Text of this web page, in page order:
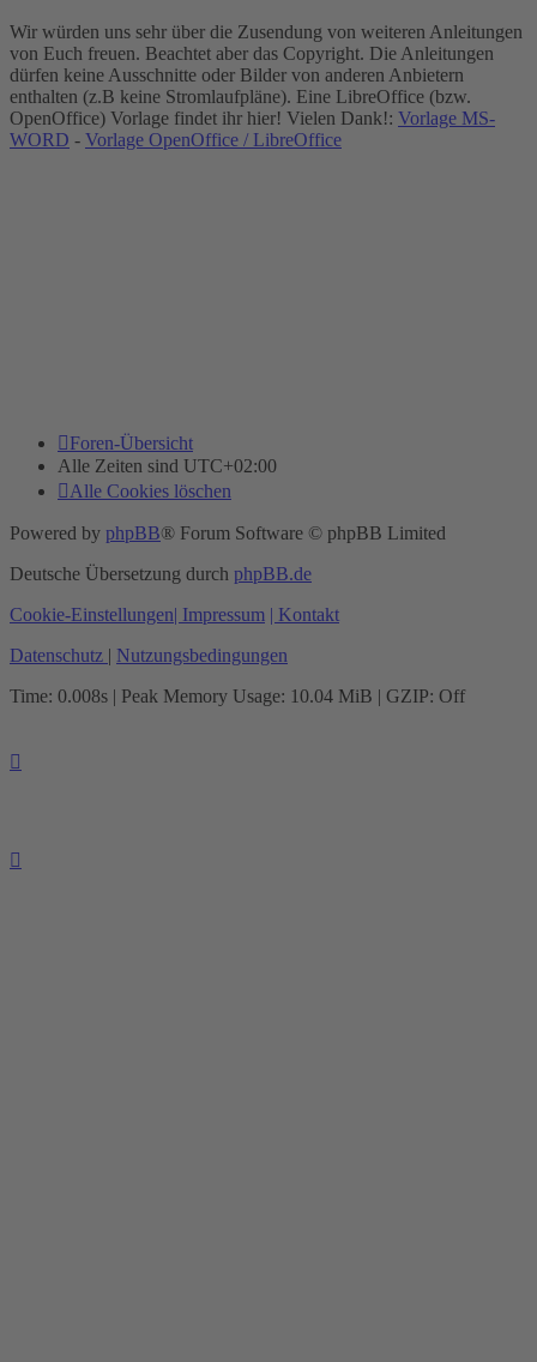
Wir würden uns sehr über die Zusendung von weiteren Anleitungen
von Euch freuen. Beachtet aber das Copyright. Die Anleitungen
dürfen keine Ausschnitte oder Bilder von anderen Anbietern
enthalten (z.B keine Stromlaufpläne). Eine LibreOffice (bzw.
OpenOffice) Vorlage findet ihr hier! Vielen Dank!: Vorlage MS-
WORD - Vorlage OpenOffice / LibreOffice
Foren-Übersicht
Alle Zeiten sind UTC+02:00
Alle Cookies löschen
Powered by phpBB® Forum Software © phpBB Limited
Deutsche Übersetzung durch phpBB.de
Cookie-Einstellungen| Impressum | Kontakt
Datenschutz | Nutzungsbedingungen
Time: 0.008s | Peak Memory Usage: 10.04 MiB | GZIP: Off